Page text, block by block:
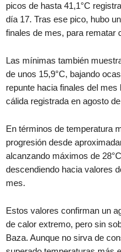
picos de hasta 41,1°C
día 17. Tras ese pico, hubo
finales de mes, para rematar
Las mínimas también
de unos 15,9°C, bajando
repunte hacia finales del
cálida registrada en agosto
En términos de temperatura
progresión desde
alcanzando máximos de
descendiendo hacia valores
mes.
Estos valores confirman un
de calor extremo, pero sin
Baza. Aunque no sirva de